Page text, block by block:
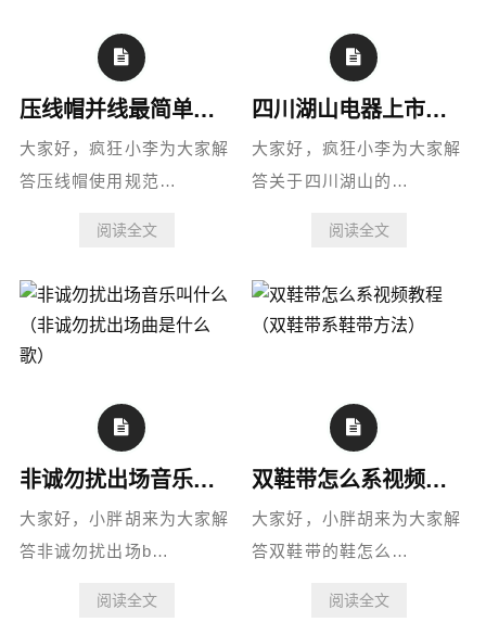
压线帽并线最简单三个方法（压线帽并线头规范吗）
大家好，疯狂小李为大家解
答压线帽使用规范…
阅读全文
四川湖山电器上市（四川省湖山电器有限责任公司）
大家好，疯狂小李为大家解
答关于四川湖山的…
阅读全文
非诚勿扰出场音乐叫什么（非诚勿扰出场曲是什么歌）
大家好，小胖胡来为大家解
答非诚勿扰出场b…
阅读全文
双鞋带怎么系视频教程（双鞋带系鞋带方法）
大家好，小胖胡来为大家解
答双鞋带的鞋怎么…
阅读全文